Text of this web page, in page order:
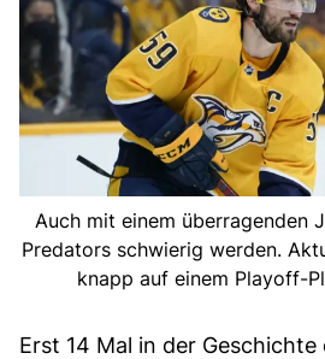
Auch mit einem überragenden
Predators schwierig werden.
knapp auf einem Playoff-
Erst 14 Mal in der Geschichte